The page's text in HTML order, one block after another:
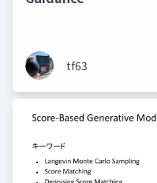
tf63